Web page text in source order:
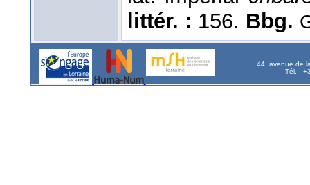
littér. : 156. Bbg.
44, avenue de
Tél. :